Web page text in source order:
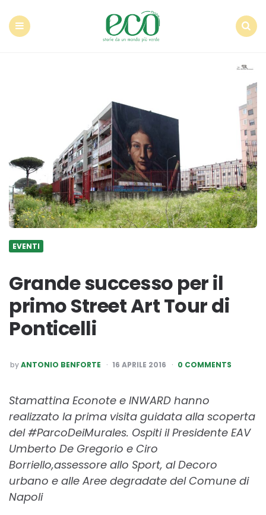
EVENTI
Grande successo per il
primo Street Art Tour di
Ponticelli
POSTED
BY
byANTONIO BENFORTE 16 APRILE 2016 0 COMMENTS
Stamattina Econote e INWARD hanno
realizzato la prima visita guidata alla scoperta
del #ParcoDeiMurales. Ospiti il Presidente EAV
Umberto De Gregorio e Ciro
Borriello,assessore allo Sport, al Decoro
urbano e alle Aree degradate del Comune di
Napoli